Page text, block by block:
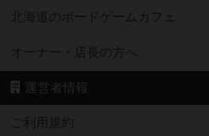
北海道のボードゲームカフェ
オーナー・店長の方へ
運営者情報
ご利用規約